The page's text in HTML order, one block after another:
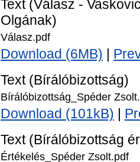
Text (Válasz -
Olgának)
Válasz.pdf
Download (6MB)
Text (Bírálóbizottság)
Bírálóbizottság_Spéder
Download (101kB)
Text (Bírálóbizottság
Értékelés_Spéder Zsolt.pdf